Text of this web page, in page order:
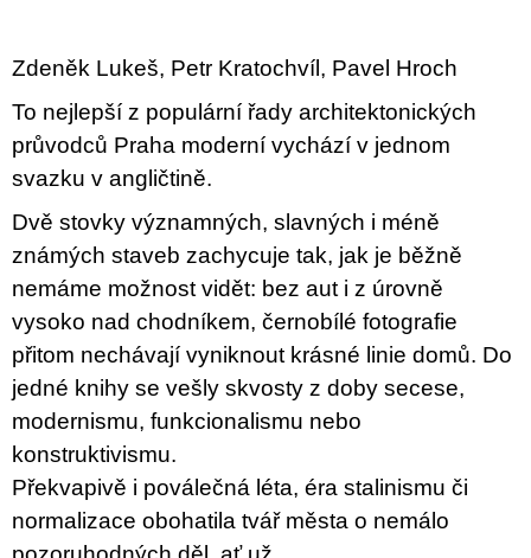
Zdeněk Lukeš, Petr Kratochvíl, Pavel Hroch
To nejlepší z populární řady architektonických
průvodců Praha moderní vychází v jednom
svazku v angličtině.
Dvě stovky významných, slavných i méně
známých staveb zachycuje tak, jak je běžně
nemáme možnost vidět: bez aut i z úrovně
vysoko nad chodníkem, černobílé fotografie
přitom nechávají vyniknout krásné linie domů. Do
jedné knihy se vešly skvosty z doby secese,
modernismu, funkcionalismu nebo
konstruktivismu.
Překvapivě i poválečná léta, éra stalinismu či
normalizace obohatila tvář města o nemálo
m
n
d
JMÉNO
380
Kč